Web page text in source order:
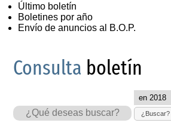
Último boletín
Boletines por año
Envío de anuncios al B.O.P.
Consulta boletín
¿Buscar?